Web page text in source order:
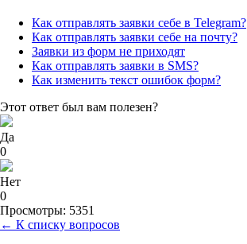
Как отправлять заявки себе в Telegram?
Как отправлять заявки себе на почту?
Заявки из форм не приходят
Как отправлять заявки в SMS?
Как изменить текст ошибок форм?
Этот ответ был вам полезен?
Да
0
Нет
0
Просмотры: 5351
← К списку вопросов